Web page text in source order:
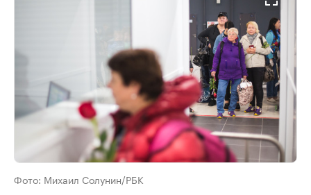
Фото: Михаил Солунин/РБК